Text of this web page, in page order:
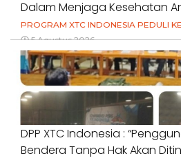
Dalam Menjaga Kesehatan
PROGRAM XTC INDONESIA PEDULI
5 Agustus 2026
DPP XTC Indonesia :
Bendera Tanpa Hak Akan